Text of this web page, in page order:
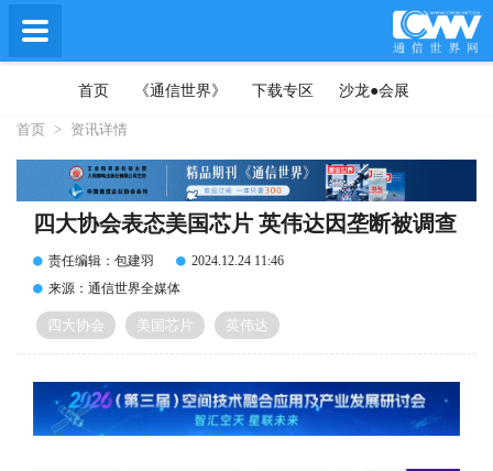
首页 《通信世界》 下载专区 沙龙●会展
首页 > 资讯详情
四大协会表态美国芯片 英伟达因垄断被调查
责任编辑：包建羽
2024.12.24 11:46
来源：通信世界全媒体
四大协会 美国芯片 英伟达